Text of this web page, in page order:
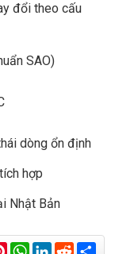
đổi theo cấu
SAO)
dòng ổn định
hợp
Nhật Bản
Pinterest
WhatsApp
LinkedIn
Reddit